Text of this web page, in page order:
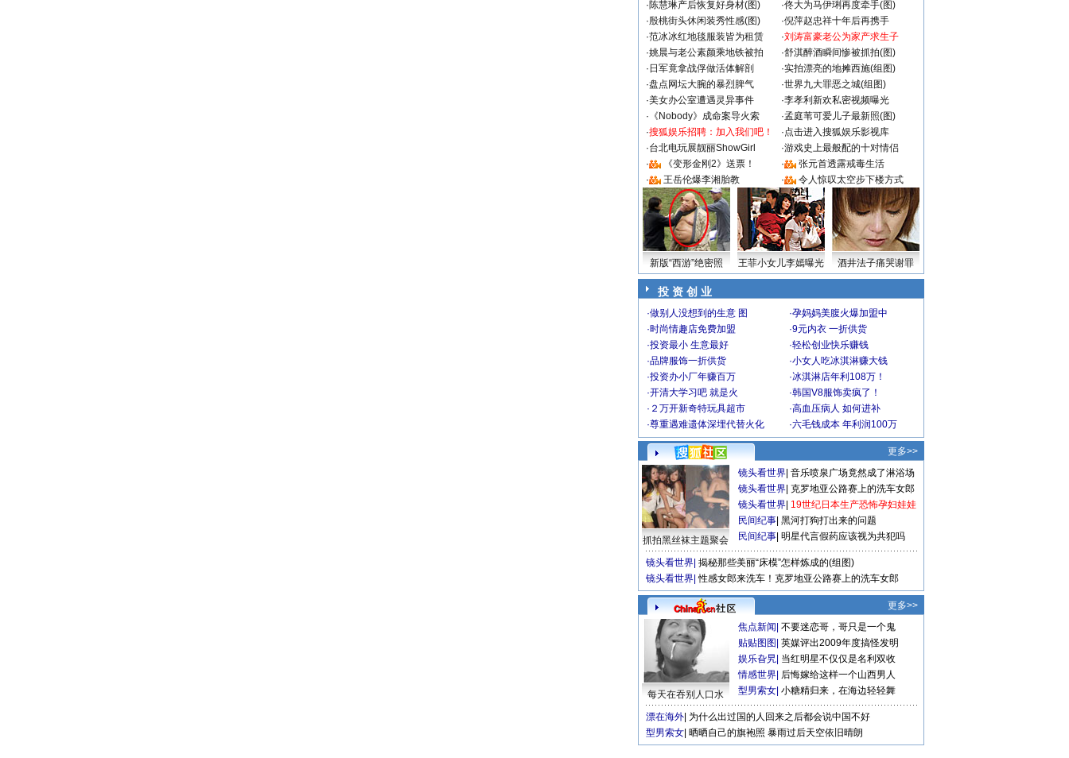
·陈慧琳产后恢复好身材(图) ·佟大为马伊琍再度牵手(图)
·殷桃街头休闲装秀性感(图) ·倪萍赵忠祥十年后再携手
·范冰冰红地毯服装皆为租赁 ·刘涛富豪老公为家产求生子
·姚晨与老公素颜乘地铁被拍 ·舒淇醉酒瞬间惨被抓拍(图)
· 日军竟拿战俘做活体解剖 ·实拍漂亮的地摊西施(组图)
·盘点网坛大腕的暴烈脾气 ·世界九大罪恶之城(组图)
·美女办公室遭遇灵异事件 ·李孝利新欢私密视频曝光
· 《Nobody》成命案导火索 ·孟庭苇可爱儿子最新照(图)
·搜狐娱乐招聘：加入我们吧！ ·点击进入搜狐娱乐影视库
·台北电玩展靓丽ShowGirl ·游戏史上最般配的十对情侣
·
《变形金刚2》送票！ ·
张元首透露戒毒生活
·
王岳伦爆李湘胎教 · 令人惊叹太空步下楼方式
新版“西游”绝密照 王菲小女儿李嫣曝光 酒井法子痛哭谢罪
投 资 创 业
·做别人没想到的生意 图 ·孕妈妈美腹火爆加盟中
·时尚情趣店免费加盟 ·9元内衣 一折供货
·投资最小 生意最好 ·轻松创业快乐赚钱
·品牌服饰一折供货 ·小女人吃冰淇淋赚大钱
·投资办小厂年赚百万 ·冰淇淋店年利108万！
·开清大学习吧 就是火 ·韩国V8服饰卖疯了！
· ２万开新奇特玩具超市 ·高血压病人 如何进补
·尊重遇难遗体深埋代替火化 ·六毛钱成本 年利润100万
更多>>
抓拍黑丝袜主题聚会
镜头看世界 音乐喷泉广场竟然成了淋浴场
镜头看世界 克罗地亚公路赛上的洗车女郎
镜头看世界 19世纪日本生产恐怖孕妇娃娃
民间纪事 黑河打狗打出来的问题
民间纪事 明星代言假药应该视为共犯吗
镜头看世界 揭秘那些美丽“床模”怎样炼成的(组图)
镜头看世界 性感女郎来洗车！克罗地亚公路赛上的洗车女郎
更多>>
每天在吞别人口水
焦点新闻 不要迷恋哥，哥只是一个鬼
贴贴图图 英媒评出2009年度搞怪发明
娱乐旮旯 当红明星不仅仅是名利双收
情感世界 后悔嫁给这样一个山西男人
型男索女 小糖精归来，在海边轻轻舞
漂在海外 为什么出过国的人回来之后都会说中国不好
型男索女 晒晒自己的旗袍照 暴雨过后天空依旧晴朗